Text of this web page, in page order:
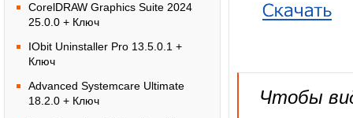
CorelDRAW Graphics Suite 2024
25.0.0 + Ключ
IObit Uninstaller Pro 13.5.0.1 +
Ключ
Advanced Systemcare Ultimate
18.2.0 + Ключ
Чтобы